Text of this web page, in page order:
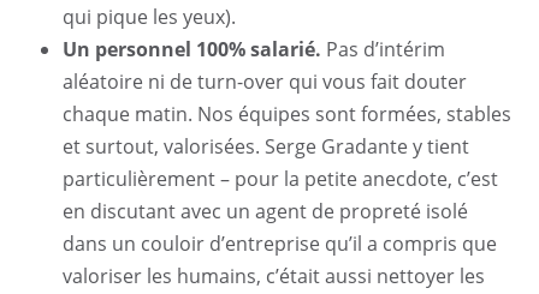
qui pique les yeux).
Un personnel 100% salarié. Pas d’intérim
aléatoire ni de turn-over qui vous fait douter
chaque matin. Nos équipes sont formées, stables
et surtout, valorisées. Serge Gradante y tient
particulièrement – pour la petite anecdote, c’est
en discutant avec un agent de propreté isolé
dans un couloir d’entreprise qu’il a compris que
valoriser les humains, c’était aussi nettoyer les